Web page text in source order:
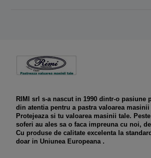
RIMI srl s-a nascut in 1990 dintr-o pasiune
din atentia pentru a pastra valoarea masinii
Protejeaza si tu valoarea masinii tale.
soferi au ales sa o faca impreuna cu noi,
Cu produse de calitate excelenta la
doar in Uniunea Europeana .